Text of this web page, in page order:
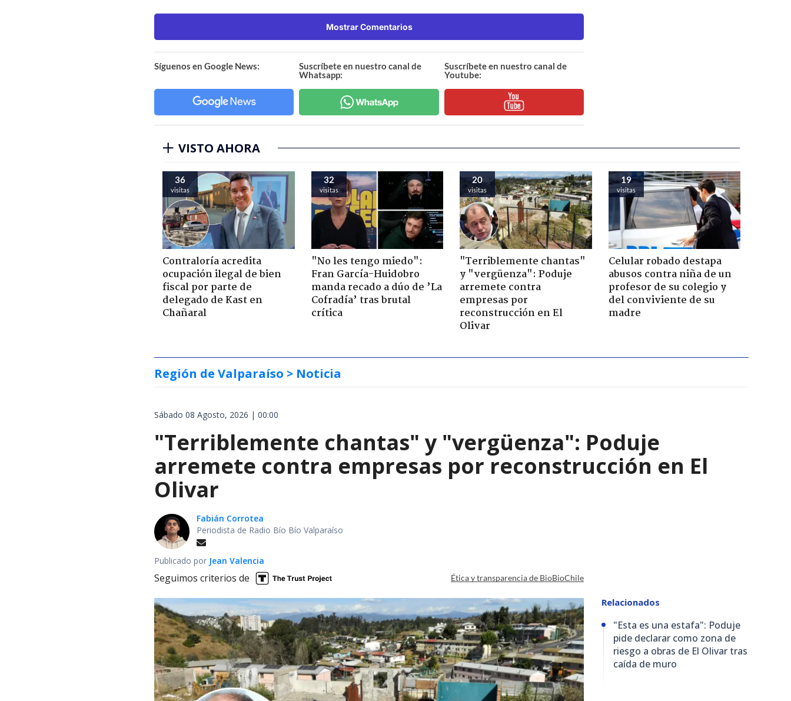
Mostrar Comentarios
Síguenos en Google News:
Suscríbete en nuestro canal de
Whatsapp:
Suscríbete en nuestro canal de
Youtube:
VISTO AHORA
36
visitas
Contraloría acredita
ocupación ilegal de bien
fiscal por parte de
delegado de Kast en
Chañaral
32
visitas
"No les tengo miedo":
Fran García-Huidobro
manda recado a dúo de ’La
Cofradía’ tras brutal
crítica
20
visitas
"Terriblemente chantas"
y "vergüenza": Poduje
arremete contra
empresas por
reconstrucción en El
Olivar
19
visitas
Celular robado destapa
abusos contra niña de un
profesor de su colegio y
del conviviente de su
madre
Región de Valparaíso > Noticia
Sábado 08 Agosto, 2026 | 00:00
"Terriblemente chantas" y "vergüenza": Poduje
arremete contra empresas por reconstrucción en El
Olivar
Fabián Corrotea
Periodista de Radio Bío Bío Valparaíso
Publicado por Jean Valencia
Seguimos criterios de Ética y transparencia de BioBioChile
Relacionados
"Esta es una estafa": Poduje
pide declarar como zona de
riesgo a obras de El Olivar tras
caída de muro